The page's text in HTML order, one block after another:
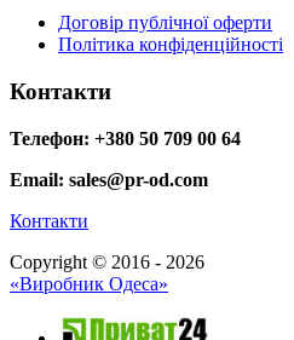
Договір публічної оферти
Політика конфіденційності
Контакти
Телефон: +380 50 709 00 64
Email: sales@pr-od.com
Контакти
Copyright © 2016 - 2026
«Виробник Одеса»